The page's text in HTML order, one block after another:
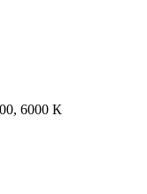
6000 К